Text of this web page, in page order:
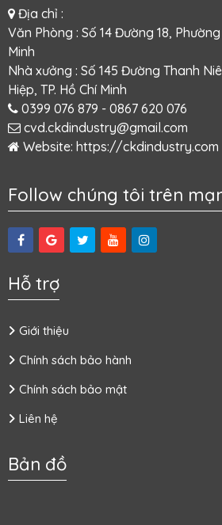
Địa chỉ :
Văn Phòng : Số 14 Đường 18,
Minh
Nhà xưởng : Số 145 Đường Thanh
Hiệp, TP. Hồ Chí Minh
0399 076 879 - 0867 620 076
cvd.ckdindustry@gmail.com
Website: https://ckdindustry.com
Follow chúng tôi trên
Hỗ trợ
Giới thiệu
Chính sách bảo hành
Chính sách bảo mật
Liên hệ
Bản đồ